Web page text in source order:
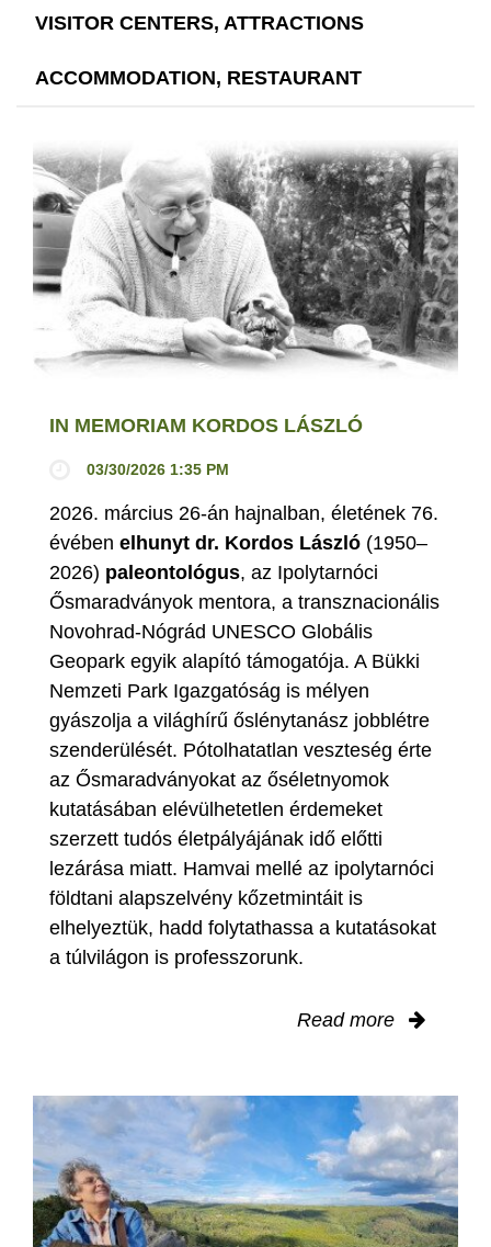
VISITOR CENTERS, ATTRACTIONS
ACCOMMODATION, RESTAURANT
IN MEMORIAM KORDOS LÁSZLÓ
03/30/2026 1:35 PM
2026. március 26-án hajnalban, életének 76.
évében elhunyt dr. Kordos László (1950–
2026) paleontológus, az Ipolytarnóci
Ősmaradványok mentora, a transznacionális
Novohrad-Nógrád UNESCO Globális
Geopark egyik alapító támogatója. A Bükki
Nemzeti Park Igazgatóság is mélyen
gyászolja a világhírű őslénytanász jobblétre
szenderülését. Pótolhatatlan veszteség érte
az Ősmaradványokat az őséletnyomok
kutatásában elévülhetetlen érdemeket
szerzett tudós életpályájának idő előtti
lezárása miatt. Hamvai mellé az ipolytarnóci
földtani alapszelvény kőzetmintáit is
elhelyeztük, hadd folytathassa a kutatásokat
a túlvilágon is professzorunk.
Read more